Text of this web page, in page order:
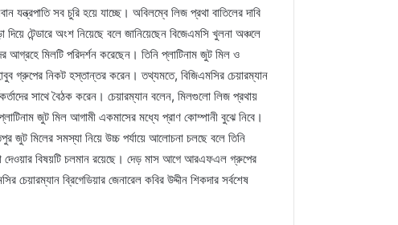
যন্ত্রপাতি সব চুরি হয়ে যাচ্ছে। অবিলম্বে লিজ প্রথা বাতিলের দাবি
টেন্ডারে অংশ নিয়েছে বলে জানিয়েছেন বিজেএমসি খুলনা অঞ্চলে
মিলটি পরিদর্শন করেছেন। তিনি প্লাটিনাম জুট মিল ও
গ্রুপের নিকট হস্তান্তর করেন। তথ্যমতে, বিজিএমসির চেয়ারম্যান
সাথে বৈঠক করেন। চেয়ারম্যান বলেন, মিলগুলো লিজ প্রথায়
জুট মিল আগামী একমাসের মধ্যে প্রাণ কোম্পানী বুঝে নিবে।
জুট মিলের সমস্যা নিয়ে উচ্চ পর্যায়ে আলোচনা চলছে বলে তিনি
দেওয়ার বিষয়টি চলমান রয়েছে। দেড় মাস আগে আরএফএল গ্রুপের
চেয়ারম্যান ব্রিগেডিয়ার জেনারেল কবির উদ্দীন শিকদার সর্বশেষ